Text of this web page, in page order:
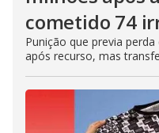
cometido 74
Punição que previa
após recurso, mas